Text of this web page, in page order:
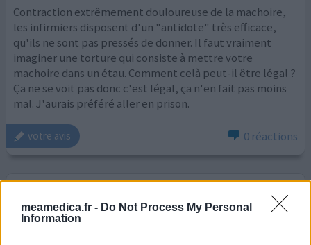
meamedica.fr - Do Not Process My Personal
Information
Contraction extrêmement douloureuse de la machoire,
les infirmiers disposent d'un "antidote" très efficace,
qu'ils ne sont pas pressés de donner. Il faut vraiment
imaginer une torture qui consiste à mettre votre
machoire dans un étau. Comment celà peut-il être légal ?
Ça ne se voit pas donc c'est légal, ça n'en fait pas moins
mal. J'aurais préféré aller en prison.
votre avis 0 réactions
24/07/2020 | Homme | 25
loxapine (100)